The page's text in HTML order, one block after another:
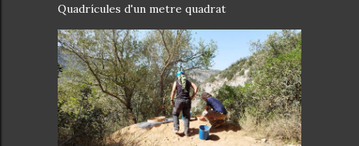
Quadrícules d'un metre quadrat